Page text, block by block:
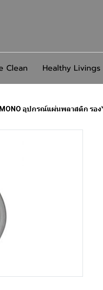
Clean Healthy Livings
อุปกรณ์แผ่นพลาสติก รอง